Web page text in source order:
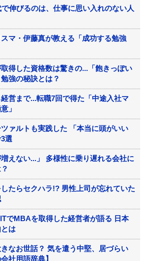
伸びるのは、仕事に思い入れのない人
マ・伊藤真が教える「成功する勉強
得した資格数は驚きの...「飽きっぽい
強の秘訣とは？
営まで...転職7回で得た「中途入社マ
」
ァルトも実践した 「本当に頭がいい
選
増えない...」 多様性に乗り遅れる会社に
たらセクハラ!? 男性上司が忘れていた
でMBAを取得した経営者が語る 日本
は
なお世話？ 気を遣う中堅、居づらい
社用語辞典】